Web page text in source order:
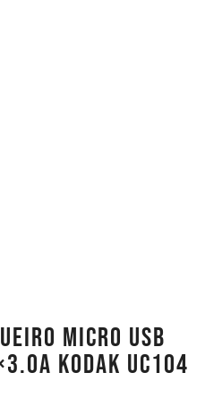
Micro USB
KODAK UC104